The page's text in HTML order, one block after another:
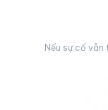
Nếu sự cố